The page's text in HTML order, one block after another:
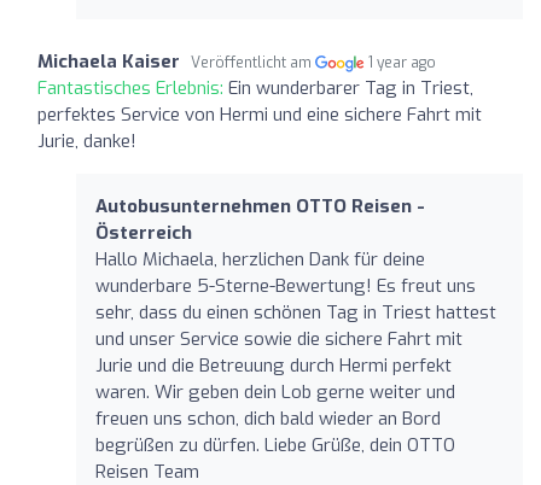
Michaela Kaiser Veröffentlicht am 1 year ago
Fantastisches Erlebnis: Ein wunderbarer Tag in Triest,
perfektes Service von Hermi und eine sichere Fahrt mit
Jurie, danke!
Autobusunternehmen OTTO Reisen -
Österreich
Hallo Michaela, herzlichen Dank für deine
wunderbare 5-Sterne-Bewertung! Es freut uns
sehr, dass du einen schönen Tag in Triest hattest
und unser Service sowie die sichere Fahrt mit
Jurie und die Betreuung durch Hermi perfekt
waren. Wir geben dein Lob gerne weiter und
freuen uns schon, dich bald wieder an Bord
begrüßen zu dürfen. Liebe Grüße, dein OTTO
Reisen Team